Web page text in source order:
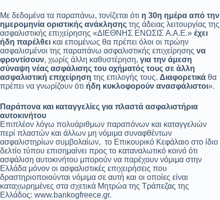
Με δεδομένα τα παραπάνω, τονίζεται ότι η 30η ημέρα από την
ημερομηνία οριστικής ανάκλησης της άδειας λειτουργίας της
ασφαλιστικής επιχείρησης «ΔΙΕΘΝΗΣ ΕΝΩΣΙΣ A.A.E.» έχει
ήδη παρέλθει και επομένως θα πρέπει όλοι οι πρώην
ασφαλισμένοι της παραπάνω ασφαλιστικής επιχείρησης να
φροντίσουν, χωρίς άλλη καθυστέρηση, για την άμεση
σύναψη νέας ασφάλισης του οχήματός τους σε άλλη
ασφαλιστική επιχείρηση της επιλογής τους. Διαφορετικά θα
πρέπει να γνωρίζουν ότι ήδη κυκλοφορούν ανασφάλιστοι».
Παράπονα και καταγγελίες για πλαστά ασφαλιστήρια
αυτοκινήτου
Επιπλέον λόγω πολυάριθμων παραπόνων και καταγγελιών
περί πλαστών και άλλων μη νόμιμα συναφθέντων
ασφαλιστηρίων συμβολαίων, το Επικουρικό Κεφάλαιο στο ίδιο
δελτίο τύπου επισημαίνει προς το καταναλωτικό κοινό ότι
ασφάλιση αυτοκινήτου μπορούν να παρέχουν νόμιμα στην
Ελλάδα μόνον οι ασφαλιστικές επιχειρήσεις που
δραστηριοποιούνται νόμιμα σε αυτή και οι οποίες είναι
καταχωρημένες στα σχετικά Μητρώα της Τράπεζας της
Ελλάδος: www.bankogfreece.gr.